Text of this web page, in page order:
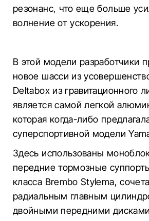
резонанс, что еще больше
волнение от ускорения.
В этой модели разработчики
новое шасси из
Deltabox из гравитационного
является самой легкой
которая когда-либо
суперспортивной модели
Здесь использованы
передние тормозные
класса Brembo Stylema,
радиальным главным
двойными передними